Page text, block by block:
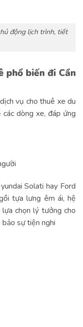
động lịch trình, tiết
phổ biến đi Cần
vụ cho thuê xe du
dòng xe, đáp ứng
Solati hay Ford
tựa lưng êm ái, hệ
chọn lý tưởng cho
sự tiện nghi